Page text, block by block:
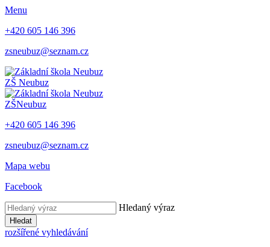
Menu
+420 605 146 396
zsneubuz@seznam.cz
ZŠ Neubuz
ZŠNeubuz
+420 605 146 396
zsneubuz@seznam.cz
Mapa webu
Facebook
Hledaný výraz
Hledat
rozšířené vyhledávání